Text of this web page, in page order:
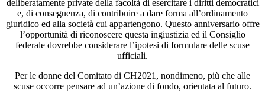
deliberatamente private della facoltà di esercitare i diritti democratici
e, di conseguenza, di contribuire a dare forma all’ordinamento
giuridico ed alla società cui appartengono. Questo anniversario offre
l’opportunità di riconoscere questa ingiustizia ed il Consiglio
federale dovrebbe considerare l’ipotesi di formulare delle scuse
ufficiali.
Per le donne del Comitato di CH2021, nondimeno, più che alle
scuse occorre pensare ad un’azione di fondo, orientata al futuro.